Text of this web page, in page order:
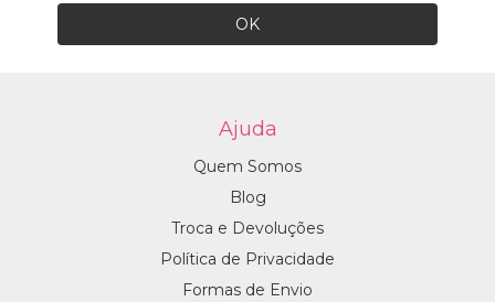
Ajuda
Quem Somos
Blog
Troca e Devoluções
Política de Privacidade
Formas de Envio